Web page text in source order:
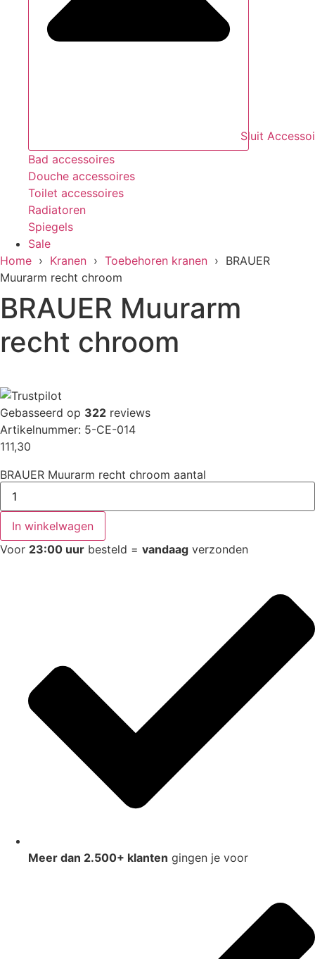
Sluit
Bad accessoires
Douche accessoires
Toilet accessoires
Radiatoren
Spiegels
Sale
Home › Kranen › Toebehoren kranen › BRAUER
Muurarm recht chroom
BRAUER Muurarm
recht chroom
Gebasseerd op 322 reviews
Artikelnummer: 5-CE-014
111,30
BRAUER Muurarm recht chroom aantal
In winkelwagen
Voor 23:00 uur besteld = vandaag verzonden
Meer dan 2.500+ klanten gingen je voor